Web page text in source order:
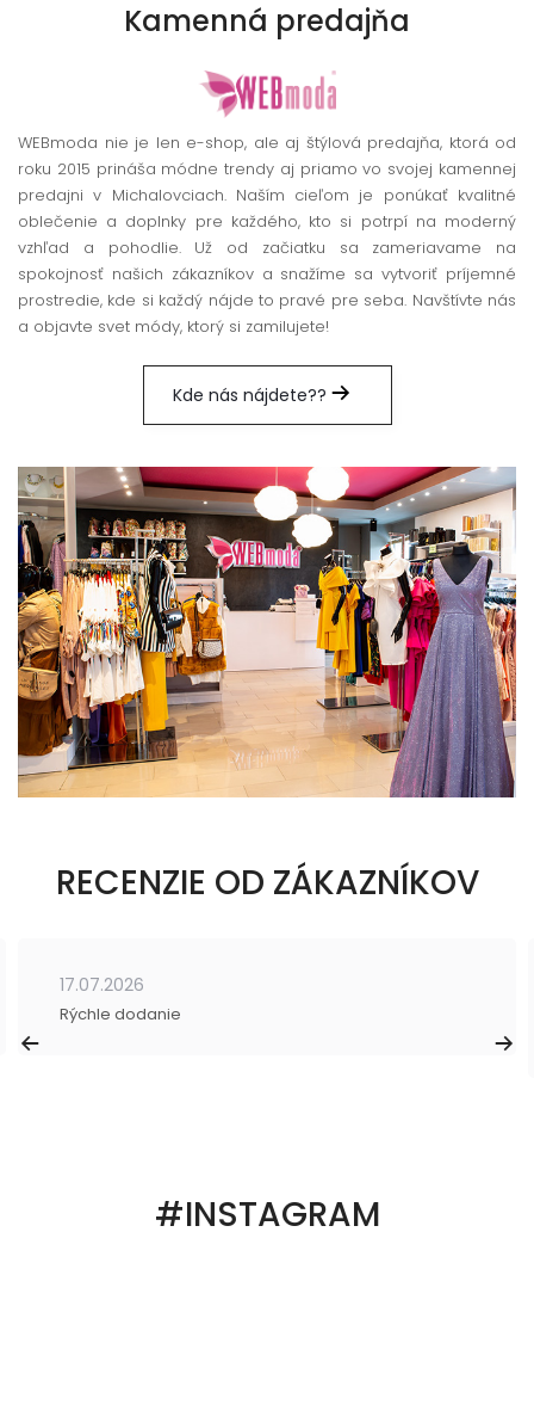
Kamenná predajňa
WEBmoda nie je len e-shop, ale aj štýlová predajňa, ktorá od
roku 2015 prináša módne trendy aj priamo vo svojej kamennej
predajni v Michalovciach. Naším cieľom je ponúkať kvalitné
oblečenie a doplnky pre každého, kto si potrpí na moderný
vzhľad a pohodlie. Už od začiatku sa zameriavame na
spokojnosť našich zákazníkov a snažíme sa vytvoriť príjemné
prostredie, kde si každý nájde to pravé pre seba. Navštívte nás
a objavte svet módy, ktorý si zamilujete!
Kde nás nájdete??
RECENZIE OD ZÁKAZNÍKOV
17.07.2026
Rýchle dodanie
#INSTAGRAM